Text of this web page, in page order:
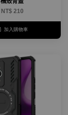
NT$ 210
加入購物車